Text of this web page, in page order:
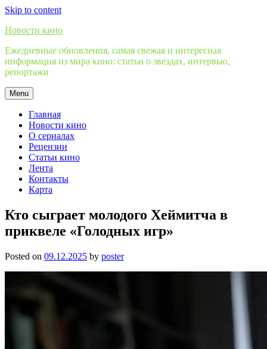
Skip to content
Новости кино
Ежедневные обновления, самая свежая и интересная
информация из мира кино: статьи о звездах, интервью,
репортажи
Menu
Главная
Новости кино
О сериалах
Рецензии
Статьи кино
Лента
Контакты
Карта
Кто сыграет молодого Хеймитча в
приквеле «Голодных игр»
Posted on 09.12.2025 by poster